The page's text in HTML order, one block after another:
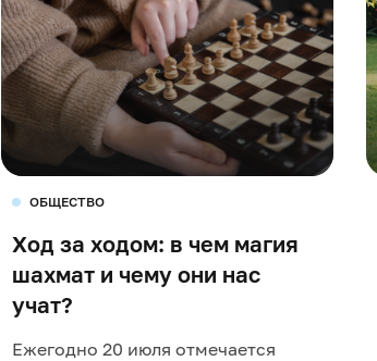
ОБЩЕСТВО
Ход за ходом: в чем магия
шахмат и чему они нас
учат?
Ежегодно 20 июля отмечается